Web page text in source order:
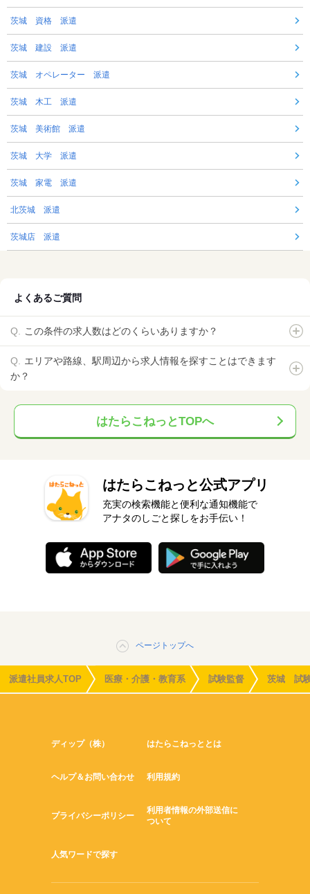
茨城 資格 派遣
茨城 建設 派遣
茨城 オペレーター 派遣
茨城 木工 派遣
茨城 美術館 派遣
茨城 大学 派遣
茨城 家電 派遣
北茨城 派遣
茨城店 派遣
よくあるご質問
この条件の求人数はどのくらいありますか？
エリアや路線、駅周辺から求人情報を探すことはできます
か？
はたらこねっとTOPへ
はたらこねっと公式アプリ
充実の検索機能と便利な通知機能で
アナタのしごと探しをお手伝い！
ページトップへ
派遣社員求人TOP 医療・介護・教育系 試験監督 茨城 試
ディップ（株） はたらこねっととは
ヘルプ＆お問い合わせ 利用規約
プライバシーポリシー
利用者情報の外部送信に
ついて
人気ワードで探す